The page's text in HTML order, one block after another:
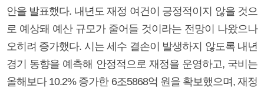
안을 발표했다. 내년도 재정 여건이 긍정적이지 않을 것으
로 예상돼 예산 규모가 줄어들 것이라는 전망이 나왔으나
오히려 증가했다. 시는 세수 결손이 발생하지 않도록 내년
경기 동향을 예측해 안정적으로 재정을 운영하고, 국비는
올해보다 10.2% 증가한 6조5868억 원을 확보했으며, 재정